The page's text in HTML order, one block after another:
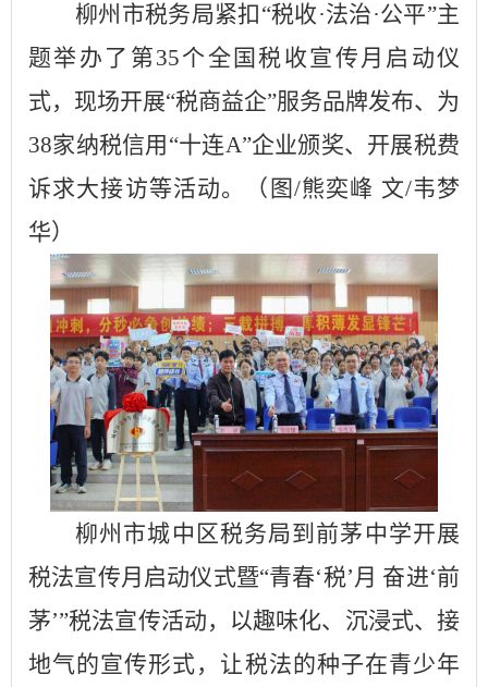
柳州市税务局紧扣“税收·法治·公平”主
题举办了第35个全国税收宣传月启动仪
式，现场开展“税商益企”服务品牌发布、为
38家纳税信用“十连A”企业颁奖、开展税费
诉求大接访等活动。（图/熊奕峰 文/韦梦
华）
柳州市城中区税务局到前茅中学开展
税法宣传月启动仪式暨“青春‘税’月 奋进‘前
茅’”税法宣传活动，以趣味化、沉浸式、接
地气的宣传形式，让税法的种子在青少年